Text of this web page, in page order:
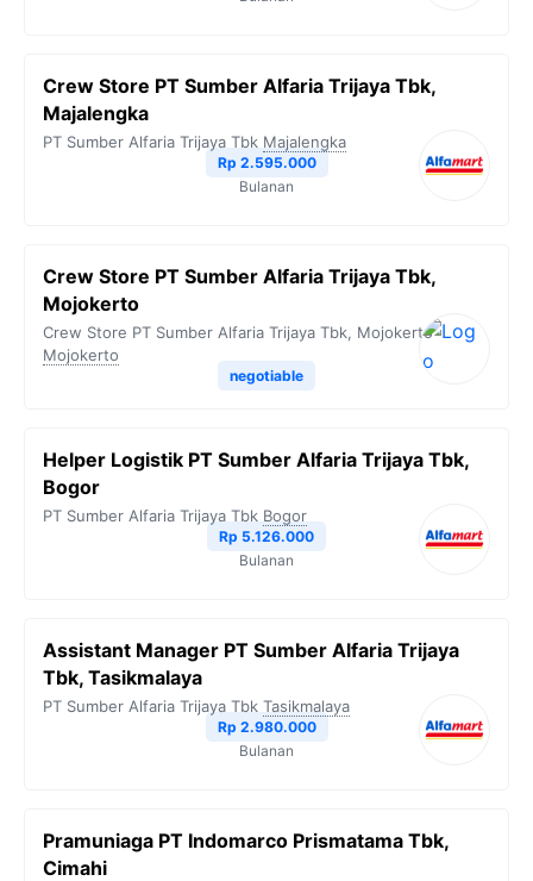
Crew Store PT Sumber Alfaria Trijaya Tbk,
Majalengka
PT Sumber Alfaria Trijaya Tbk Majalengka
Rp 2.595.000
Bulanan
Crew Store PT Sumber Alfaria Trijaya Tbk,
Mojokerto
Crew Store PT Sumber Alfaria Trijaya Tbk, Mojokerto
Mojokerto
negotiable
Helper Logistik PT Sumber Alfaria Trijaya Tbk,
Bogor
PT Sumber Alfaria Trijaya Tbk Bogor
Rp 5.126.000
Bulanan
Assistant Manager PT Sumber Alfaria Trijaya
Tbk, Tasikmalaya
PT Sumber Alfaria Trijaya Tbk Tasikmalaya
Rp 2.980.000
Bulanan
Pramuniaga PT Indomarco Prismatama Tbk,
Cimahi